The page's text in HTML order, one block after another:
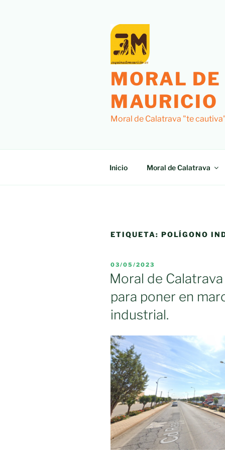
MORAL
MAURICIO
Moral de Calatrava "te
Inicio Moral de Calatrava
ETIQUETA: POLÍGONO
PUBLICADO
EL
03/05/2023
Moral de
para poner en
industrial.